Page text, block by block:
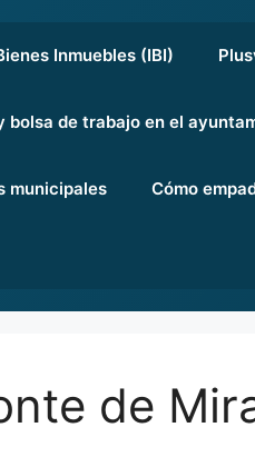
Inmuebles (IBI)
bolsa de trabajo en el
municipales Cómo
de